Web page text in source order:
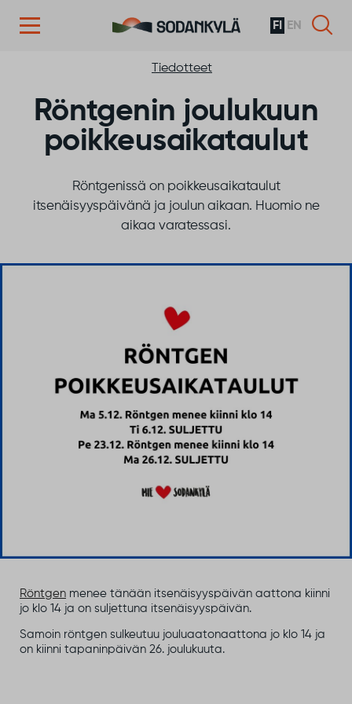
FI EN
Tiedotteet
Röntgenin joulukuun
poikkeusaikataulut
Röntgenissä on poikkeusaikataulut
itsenäisyyspäivänä ja joulun aikaan. Huomio ne
aikaa varatessasi.
Röntgen menee tänään itsenäisyyspäivän aattona kiinni
jo klo 14 ja on suljettuna itsenäisyyspäivän.
Samoin röntgen sulkeutuu jouluaatonaattona jo klo 14 ja
on kiinni tapaninpäivän 26. joulukuuta.